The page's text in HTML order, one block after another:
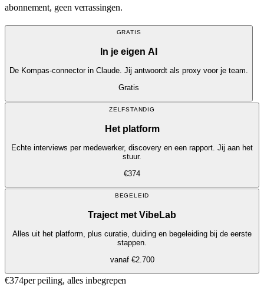
abonnement, geen verrassingen.
GRATIS
In je eigen AI
De Kompas-connector in Claude. Jij antwoordt als proxy voor je team.
Gratis
ZELFSTANDIG
Het platform
Echte interviews per medewerker, discovery en een rapport. Jij aan het
stuur.
€374
BEGELEID
Traject met VibeLab
Alles uit het platform, plus curatie, duiding en begeleiding bij de eerste
stappen.
vanaf €2.700
€374per peiling, alles inbegrepen